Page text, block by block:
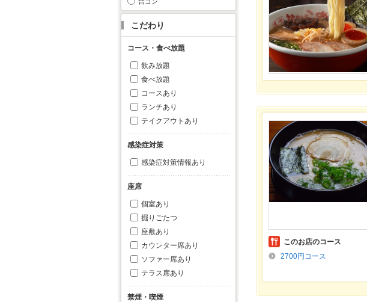
こだわり
コース・食べ放題
飲み放題
食べ放題
コースあり
ランチあり
テイクアウトあり
感染症対策
感染症対策情報あり
座席
個室あり
掘りごたつ
座敷あり
カウンター席あり
ソファー席あり
テラス席あり
禁煙・喫煙
このお店のコース
2700円コース